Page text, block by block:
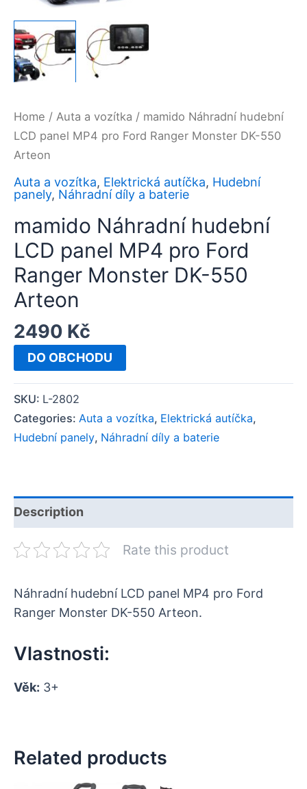
Home / Auta a vozítka / mamido Náhradní hudební
LCD panel MP4 pro Ford Ranger Monster DK-550
Arteon
Auta a vozítka, Elektrická autíčka, Hudební
panely, Náhradní díly a baterie
mamido Náhradní hudební
LCD panel MP4 pro Ford
Ranger Monster DK-550
Arteon
2490 Kč
DO OBCHODU
SKU: L-2802
Categories: Auta a vozítka, Elektrická autíčka,
Hudební panely, Náhradní díly a baterie
Description
Rate this product
Náhradní hudební LCD panel MP4 pro Ford
Ranger Monster DK-550 Arteon.
Vlastnosti:
Věk: 3+
Related products